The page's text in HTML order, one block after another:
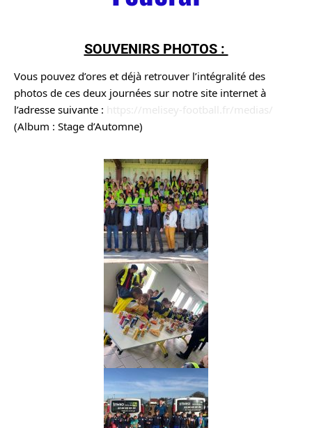
SOUVENIRS PHOTOS :
Vous pouvez d’ores et déjà retrouver l’intégralité des
photos de ces deux journées sur notre site internet à
l’adresse suivante : https://melisey-football.fr/medias/
(Album : Stage d’Automne)